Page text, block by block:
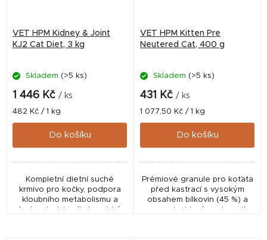
VET HPM Kidney & Joint
KJ2 Cat Diet, 3 kg
Skladem (>5 ks)
1 446 Kč / ks
Měrná
cena:
482 Kč / 1 kg
Do košíku
Kompletní dietní suché
krmivo pro kočky, podpora
kloubního metabolismu a
VET HPM Kitten Pre
Neutered Cat, 400 g
Skladem (>5 ks)
431 Kč / ks
Měrná
cena:
1 077,50 Kč / 1 kg
Do košíku
Prémiové granule pro koťata
před kastrací s vysokým
obsahem bílkovin (45 %) a